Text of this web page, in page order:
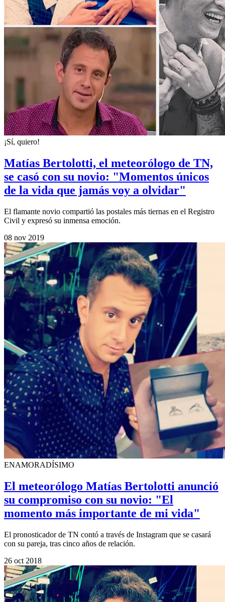
¡Sí, quiero!
Matías Bertolotti, el meteorólogo de TN,
se casó con su novio: "Momentos únicos
de la vida que jamás voy a olvidar"
El flamante novio compartió las postales más tiernas en el Registro
Civil y expresó su inmensa emoción.
08 nov 2019
ENAMORADÍSIMO
El meteorólogo Matías Bertolotti anunció
su compromiso con su novio: "El
momento más importante de mi vida"
El pronosticador de TN contó a través de Instagram que se casará
con su pareja, tras cinco años de relación.
26 oct 2018